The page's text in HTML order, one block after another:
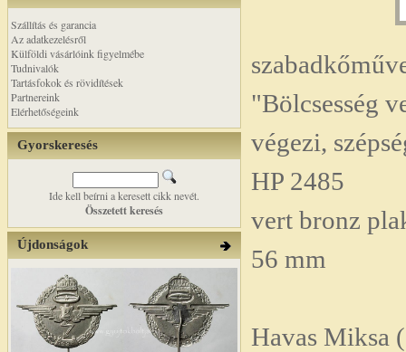
Szállítás és garancia
Az adatkezelésről
Külföldi vásárlóink figyelmébe
Tudnivalók
Tartásfokok és rövidítések
Partnereink
Elérhetőségeink
Gyorskeresés
Ide kell beírni a keresett cikk nevét.
Összetett keresés
Újdonságok
"Bölcsesség
végezi,
HP 2485
vert bronz
56 mm
Havas Miksa